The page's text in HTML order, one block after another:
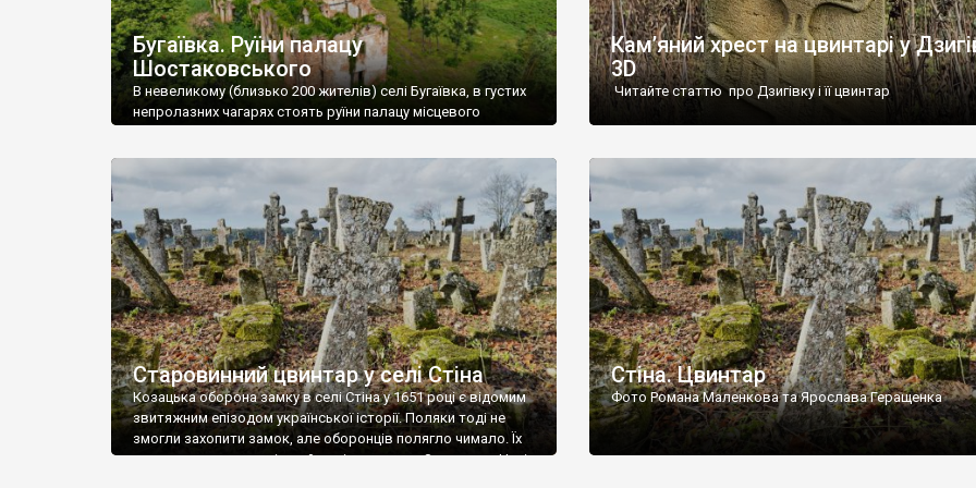
Бугаївка. Руїни палацу
Шостаковського
В невеликому (близько 200 жителів) селі Бугаївка, в густих
непролазних чагарях стоять руїни палацу місцевого
потім клуб, ще пізніше – гуртожиток. У 60-х роках минулого
століття тут розмістили туберкульозну лікарню. Коли із
палацу виїхала лікарня – ми точно не […]
Кам’яний хрест на цвинтарі у
3D
Читайте статтю про Дзигівку і її цвинтар
Старовинний цвинтар у селі Стіна
Козацька оборона замку в селі Стіна у 1651 році є відомим
звитяжним епізодом української історії. Поляки тоді не
змогли захопити замок, але оборонців полягло чимало. Їх
поховали на цвинтарі, який тоді називався Замковим. Нині
Стіна. Цвинтар
Фото Романа Маленкова та Ярослава Геращенка